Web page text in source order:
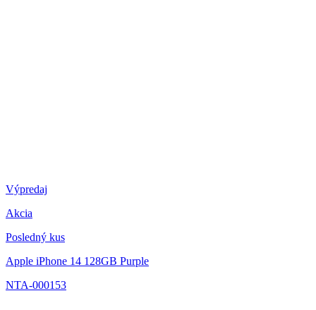
Výpredaj
Akcia
Posledný kus
Apple iPhone 14 128GB Purple
NTA-000153